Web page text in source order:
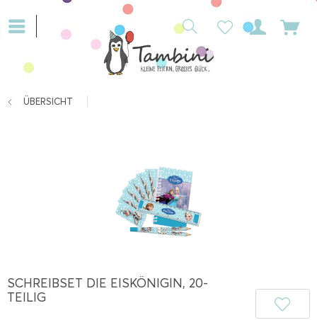
ÜBERSICHT
SCHREIBSET DIE EISKÖNIGIN, 20-
TEILIG